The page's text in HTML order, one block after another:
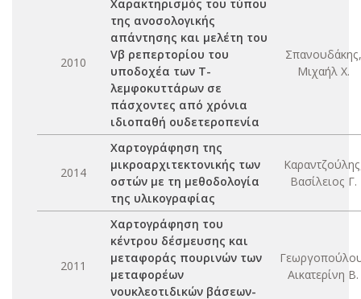
2010
Χαρακτηρισμός του τύπου
της ανοσολογικής
απάντησης και μελέτη του
Vβ ρεπερτορίου του
υποδοχέα των Τ-
λεμφοκυττάρων σε
πάσχοντες από χρόνια
ιδιοπαθή ουδετεροπενία
Σπανουδάκης,
Μιχαήλ Χ.
2014
Χαρτογράφηση της
μικροαρχιτεκτονικής των
οστών με τη μεθοδολογία
της υλικογραφίας
Βασίλειος Γ.
2011
Χαρτογράφηση του
κέντρου δέσμευσης και
μεταφοράς πουρινών των
μεταφορέων
νουκλεοτιδικών βάσεων-
Αικατερίνη Β.